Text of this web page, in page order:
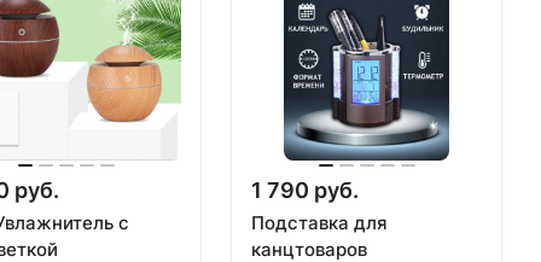
руб.
с
1 790 руб.
Подставка для
канцтоваров